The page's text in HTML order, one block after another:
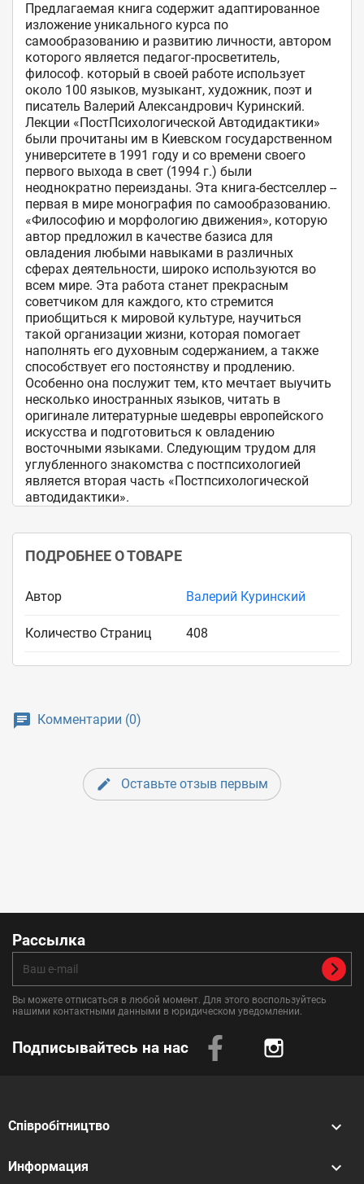
Предлагаемая книга содержит адаптированное
изложение уникального курса по
самообразованию и развитию личности, автором
которого является педагог-просветитель,
философ. который в своей работе использует
около 100 языков, музыкант, художник, поэт и
писатель Валерий Александрович Куринский.
Лекции «ПостПсихологической Автодидактики»
были прочитаны им в Киевском государственном
университете в 1991 году и со времени своего
первого выхода в свет (1994 г.) были
неоднократно переизданы. Эта книга-бестселлер --
первая в мире монография по самообразованию.
«Философию и морфологию движения», которую
автор предложил в качестве базиса для
овладения любыми навыками в различных
сферах деятельности, широко используются во
всем мире. Эта работа станет прекрасным
советчиком для каждого, кто стремится
приобщиться к мировой культуре, научиться
такой организации жизни, которая помогает
наполнять его духовным содержанием, а также
способствует его постоянству и продлению.
Особенно она послужит тем, кто мечтает выучить
несколько иностранных языков, читать в
оригинале литературные шедевры европейского
искусства и подготовиться к овладению
восточными языками. Следующим трудом для
углубленного знакомства с постпсихологией
является вторая часть «Постпсихологической
автодидактики».
ПОДРОБНЕЕ О ТОВАРЕ
Автор Валерий Куринский
Количество Страниц 408
Комментарии (0)
Оставьте отзыв первым
Рассылка
Вы можете отписаться в любой момент. Для этого воспользуйтесь
нашими контактными данными в юридическом уведомлении.
Подписывайтесь на нас
Співробітництво 
Информация 